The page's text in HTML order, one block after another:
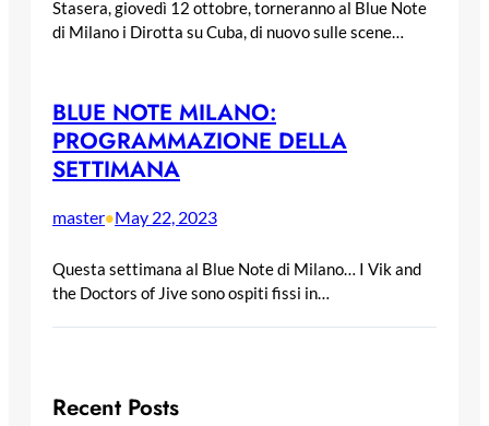
Stasera, giovedì 12 ottobre, torneranno al Blue Note
di Milano i Dirotta su Cuba, di nuovo sulle scene…
BLUE NOTE MILANO:
PROGRAMMAZIONE DELLA
SETTIMANA
master•May 22, 2023
Questa settimana al Blue Note di Milano… I Vik and
the Doctors of Jive sono ospiti fissi in…
Recent Posts